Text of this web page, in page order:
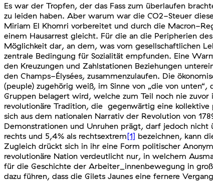
Es war der Tropfen, der das Fass zum überlaufen
zu leiden haben. Aber warum war die CO2-Steuer
Miriam El Khomri vorbereitet und durch die Macron-
einem Hausarrest gleicht. Für die an die Peripherien
Möglichkeit dar, an dem, was vom gesellschaftlichen
zentrale Bedingung für Sozialität empfunden. Eine
den Kreuzungen und Zahlstationen Beziehungen
den Champs-Élysées, zusammenzulaufen. Die
(peuple) zugehörig weiß, im Sinne von „die von
Gruppen belagert wird, welche zum Teil noch nie
revolutionäre Tradition, die gegenwärtig eine
sich aus dem nationalen Narrativ der Revolution von
Demonstrationen und Unruhen prägt, darf jedoch nicht
rechts und 5,4% als rechtsextrem[1] bezeichnen, kann
Zugleich drückt sich in ihr eine Form politischer
revolutionäre Nation verdeutlicht nur, in welchem
für die Geschichte der Arbeiter_innenbewegung in
dazu führen, dass die Gilets Jaunes eine fernere